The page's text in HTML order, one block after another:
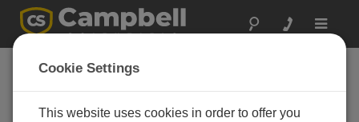
Toggle
AVW200とデフォルトでのセキ
ュリティ：知っておくべきこと
Cookie Settings
This website uses cookies in order to offer you